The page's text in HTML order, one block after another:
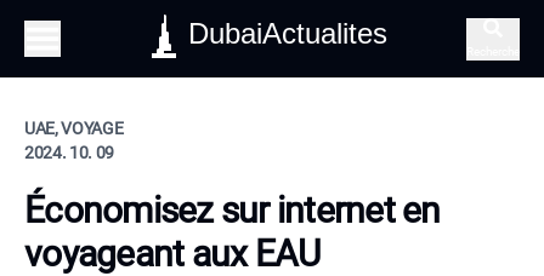
DubaiActualites
UAE, VOYAGE
2024. 10. 09
Économisez sur internet en
voyageant aux EAU